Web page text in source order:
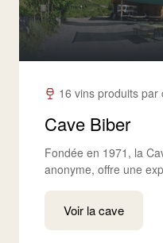
16 vins produits par
Cave Biber
Fondée en 1971, la
anonyme, offre une
Voir la cave